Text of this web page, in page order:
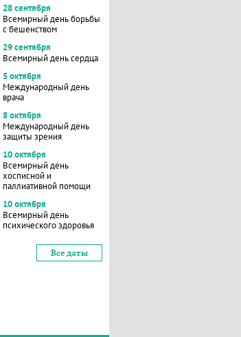
28 сентября
Всемирный день борьбы
с бешенством
29 сентября
Всемирный день сердца
5 октября
Международный день
врача
8 октября
Международный день
защиты зрения
10 октября
Всемирный день
хосписной и
паллиативной помощи
10 октября
Всемирный день
психического здоровья
Все даты